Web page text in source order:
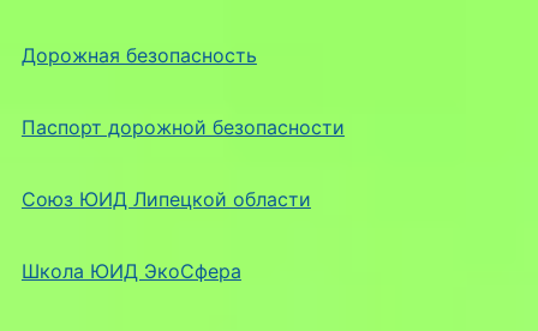
Дорожная безопасность
Паспорт дорожной безопасности
Союз ЮИД Липецкой области
Школа ЮИД ЭкоСфера